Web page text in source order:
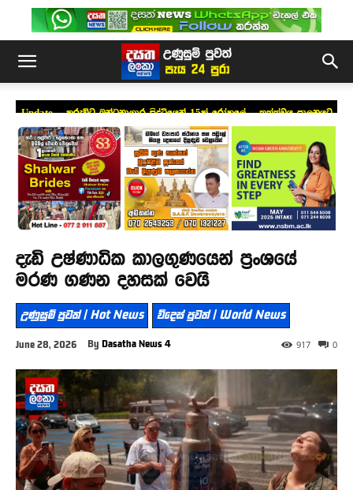
Update – කුරුවිට බන්ධනාගාර සිද්ධියෙන් 15ක් රෝහලේ – තත්ත්වය පාලනයට
අවම බලය යොදවලා
දැඩි උෂ්ණාධික කාලගුණයෙන් ප්‍රංශයේ
මරණ ගණන දහසක් වෙයි
උණුසුම් පුවත් | Hot News විදෙස් පුවත් | World News
June 28, 2026 By Dasatha News 4 0
917